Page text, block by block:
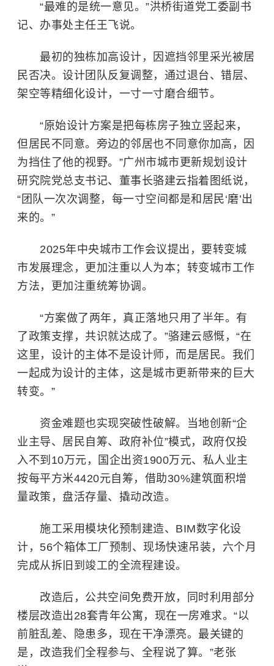
“最难的是统一意见。”洪桥街道党工委副书
记、办事处主任王飞说。
最初的独栋加高设计，因遮挡邻里采光被居
民否决。设计团队反复调整，通过退台、错层、
架空等精细化设计，一寸一寸磨合细节。
“原始设计方案是把每栋房子独立竖起来，
但居民不同意。旁边的邻居也不同意你加高，因
为挡住了他的视野。”广州市城市更新规划设计
研究院党总支书记、董事长骆建云指着图纸说，
“团队一次次调整，每一寸空间都是和居民‘磨’出
来的。”
2025年中央城市工作会议提出，要转变城
市发展理念，更加注重以人为本；转变城市工作
方法，更加注重统筹协调。
“方案做了两年，真正落地只用了半年。有
了政策支撑，共识就达成了。”骆建云感慨，“在
这里，设计的主体不是设计师，而是居民。我们
一起成为设计的主体，这是城市更新带来的巨大
转变。”
资金难题也实现突破性破解。当地创新“企
业主导、居民自筹、政府补位”模式，政府仅投
入不到10万元，国企出资1900万元、私人业主
按每平方米4420元自筹，借助30%建筑面积增
量政策，盘活存量、撬动改造。
施工采用模块化预制建造、BIM数字化设
计，56个箱体工厂预制、现场快速吊装，六个月
完成从拆旧到竣工的全流程建设。
改造后，公共空间免费开放，同时利用部分
楼层改造出28套青年公寓，现在一房难求。“以
前脏乱差、隐患多，现在干净漂亮。最关键的
是，改造我们全程参与、全程说了算。”老张